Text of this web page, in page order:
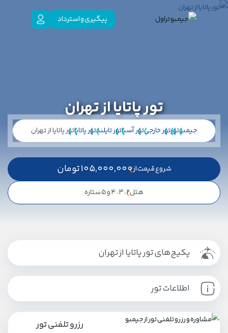
پیگیری و استرداد
تور پاتایا از تهران
جیمبوتورتور خارجیتور آسیاتور تایلندتور پاتایاتور پاتایا از تهران
شروع قیمت از105,000,000تومان
هتل2 ، 3 ، 4 و 5 ستاره
پکیج‌های تور پاتایا از تهران
اطلاعات تور
رزرو تلفنی تور